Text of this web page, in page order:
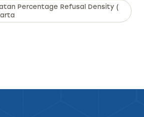
Percentage Refusal Density (